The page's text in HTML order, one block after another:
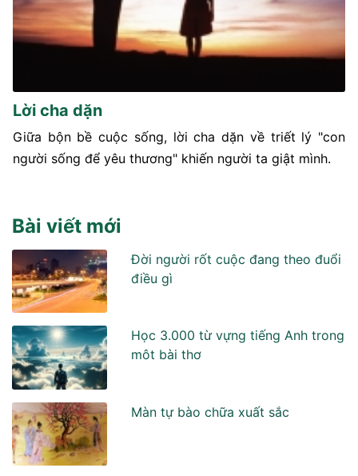
Lời cha dặn
Giữa bộn bề cuộc sống, lời cha dặn về triết lý "con
người sống để yêu thương" khiến người ta giật mình.
Bài viết mới
Đời người rốt cuộc đang theo đuổi
điều gì
Học 3.000 từ vựng tiếng Anh trong
môt bài thơ
Màn tự bào chữa xuất sắc